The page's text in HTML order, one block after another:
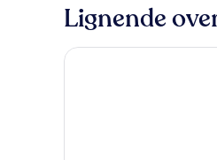
soveværelser
Guests)
Lignende
NJ Apartments - Deluxe